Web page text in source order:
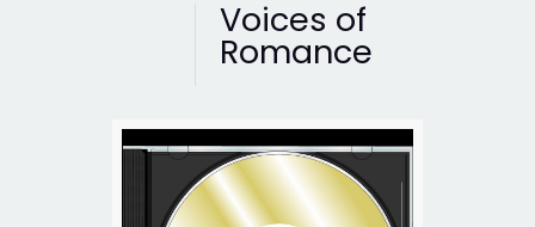
Voices of
Romance